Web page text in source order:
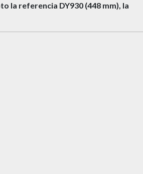
la referencia DY930 (448 mm), la